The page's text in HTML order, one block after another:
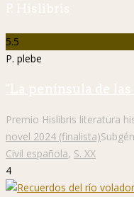
P. Hislibris
5.5
P. plebe
"La península de las
Premio Hislibris literatura
novel 2024 (finalista)
Civil española, S. XX
4